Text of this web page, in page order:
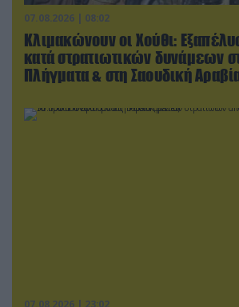
07.08.2026 | 08:02
Κλιμακώνουν οι Χούθι:
κατά στρατιωτικών δυνάμεων
Πλήγματα & στη Σαουδική
07.08.2026 | 23:02